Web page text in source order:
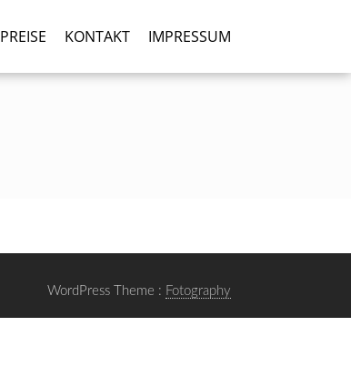
PREISE KONTAKT IMPRESSUM
WordPress Theme : Fotography